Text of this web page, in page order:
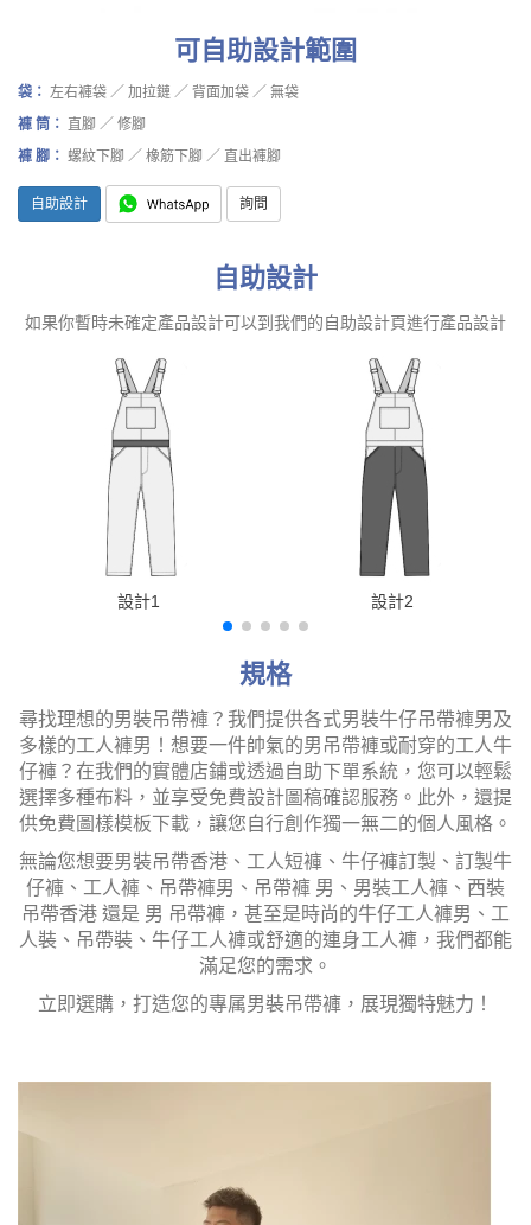
可自助設計範圍
袋： 左右褲袋 ／ 加拉鏈 ／ 背面加袋 ／ 無袋
褲 筒：
直腳 ／ 修腳
褲 腳： 螺紋下腳 ／ 橡筋下腳 ／ 直出褲腳
自助設計 詢問
自助設計
如果你暫時未確定產品設計可以到我們的自助設計頁進行產品設計
設計1 設計2
規格
尋找理想的男裝吊帶褲？我們提供各式男裝牛仔吊帶褲男及
多樣的工人褲男！想要一件帥氣的男吊帶褲或耐穿的工人牛
仔褲？在我們的實體店鋪或透過自助下單系統，您可以輕鬆
選擇多種布料，並享受免費設計圖稿確認服務。此外，還提
供免費圖樣模板下載，讓您自行創作獨一無二的個人風格。
無論您想要男裝吊帶香港、工人短褲、牛仔褲訂製、訂製牛
仔褲、工人褲、吊帶褲男、吊帶褲 男、男裝工人褲、西裝
吊帶香港 還是 男 吊帶褲，甚至是時尚的牛仔工人褲男、工
人裝、吊帶裝、牛仔工人褲或舒適的連身工人褲，我們都能
滿足您的需求。
立即選購，打造您的專属男裝吊帶褲，展現獨特魅力！